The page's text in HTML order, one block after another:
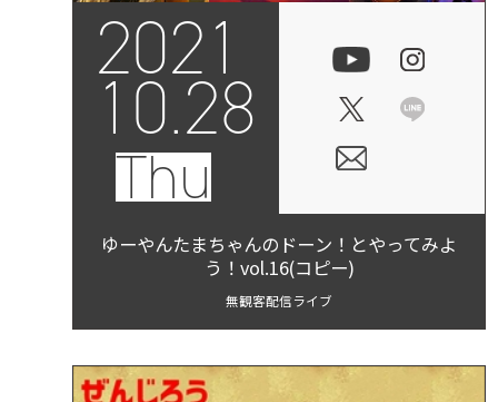
2021
10.28
Thu
ゆーやんたまちゃんのドーン！とやってみよ
う！vol.16(コピー)
無観客配信ライブ